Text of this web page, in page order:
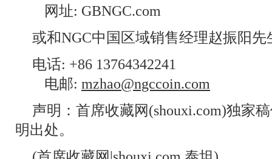
网址: GBNGC.com
或和NGC中国区域销售经理赵振阳先
电话: +86 13764342241
电邮: mzhao@ngccoin.com
声明：首席收藏网(shouxi.com)独家
明出处。